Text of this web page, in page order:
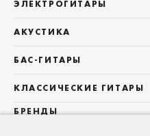
ЭЛЕКТРОГИТАРЫ
Telecaster
Les Paul
Superstrat
АКУСТИКА
Фолки (ОМ, 000, 00)
Гранд Аудиториум
БАС-ГИТАРЫ
Precision Bass
КЛАССИЧЕСКИЕ ГИТАРЫ
Все классические гитары
БРЕНДЫ